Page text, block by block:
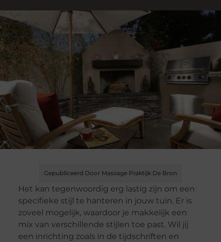
Gepubliceerd Door Massage Praktijk De Bron
Het kan tegenwoordig erg lastig zijn om een
specifieke stijl te hanteren in jouw tuin. Er is
zoveel mogelijk, waardoor je makkelijk een
mix van verschillende stijlen toe past. Wil jij
een inrichting zoals in de tijdschriften en